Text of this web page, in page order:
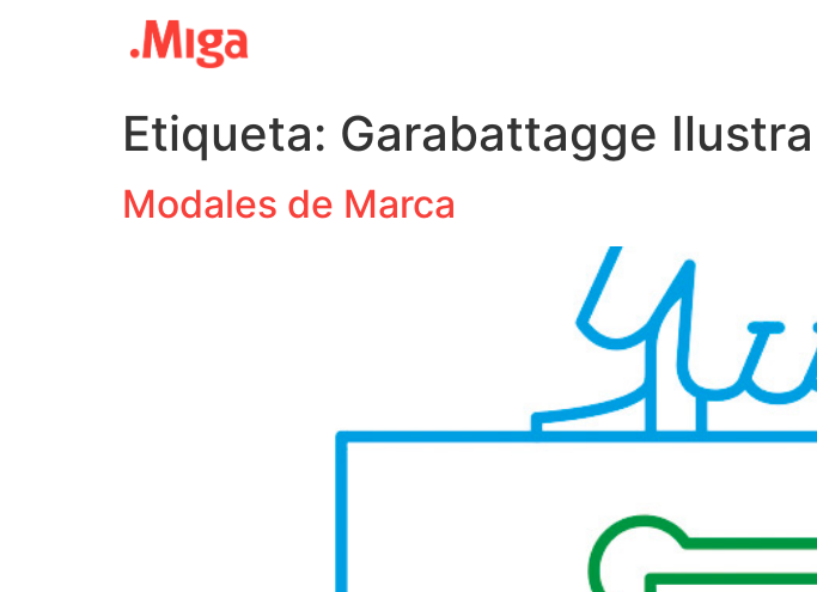
Etiqueta: Garabattagge Ilustra
Modales de Marca